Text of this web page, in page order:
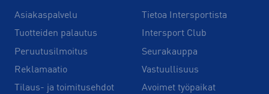
Asiakaspalvelu
Tuotteiden palautus
Peruutusilmoitus
Reklamaatio
Tilaus- ja toimitusehdot
Tietoa Intersportista
Intersport Club
Seurakauppa
Vastuullisuus
Avoimet työpaikat